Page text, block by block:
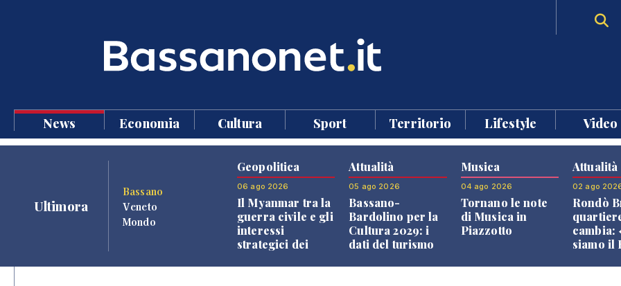
News Economia Cultura Sport Territorio Lifestyle Video
Ultimora
Bassano
Veneto
Mondo
Geopolitica
06 ago 2026
Il Myanmar tra la
guerra civile e gli
interessi
strategici dei
Attualità
05 ago 2026
Bassano-
Bardolino per la
Cultura 2029: i
dati del turismo
Musica
04 ago 2026
Tornano le note
di Musica in
Piazzotto
Attualità
02 ago
Rondò
cambia:
siamo il